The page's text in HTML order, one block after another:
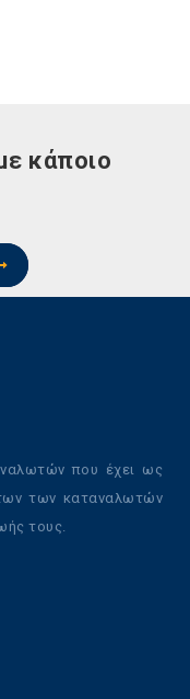
κάποιο
που έχει ως
των καταναλωτών
τους.